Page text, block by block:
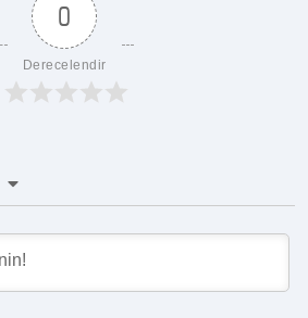
0
Derecelendir